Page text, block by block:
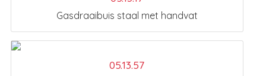
Gasdraaibuis staal met handvat
05.13.57